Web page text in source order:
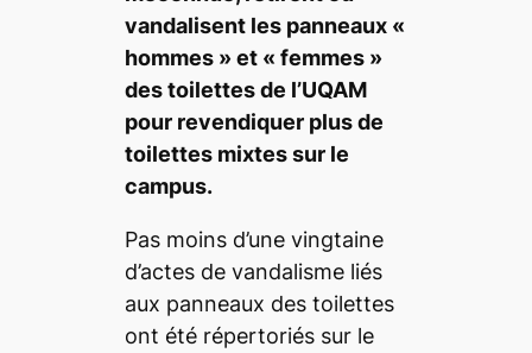
vandalisent les panneaux «
hommes » et « femmes »
des toilettes de l’UQAM
pour revendiquer plus de
toilettes mixtes sur le
campus.
Pas moins d’une vingtaine
d’actes de vandalisme liés
aux panneaux des toilettes
ont été répertoriés sur le